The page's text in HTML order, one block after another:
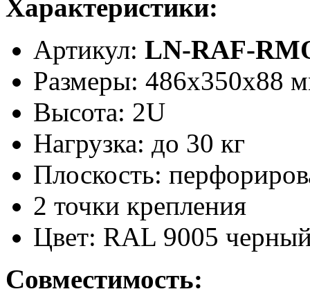
Характеристики:
Артикул: LN-RAF-
Размеры: 486x350x88
Высота: 2U
Нагрузка: до 30 кг
Плоскость:
2 точки крепления
Цвет: RAL 9005
Совместимость: